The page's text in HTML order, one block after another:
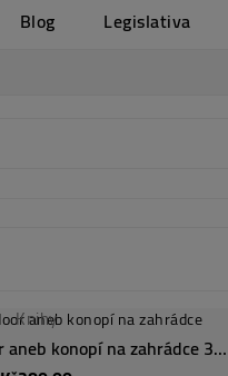
Blog Legislativa
Knihy
Jak pěstovat outdoor aneb konopí na zahrádce 3. vydání